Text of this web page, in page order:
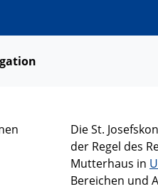
Die St.
der Regel des
Mutterhaus in
Bereichen und